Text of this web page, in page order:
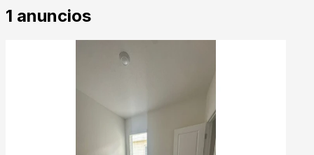
1 anuncios